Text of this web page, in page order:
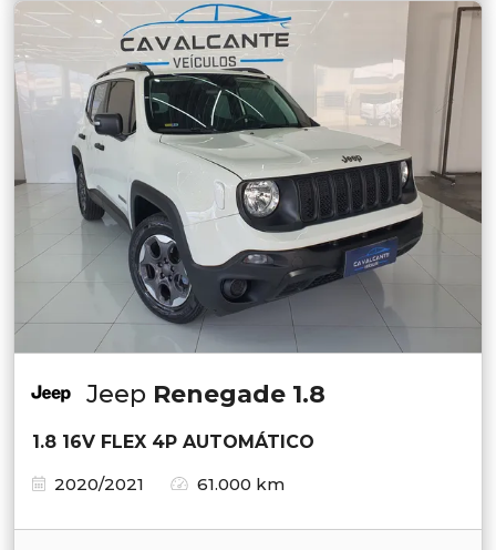
Jeep Renegade 1.8
1.8 16V FLEX 4P AUTOMÁTICO
2020/2021
61.000 km